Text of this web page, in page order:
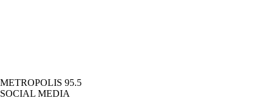
METROPOLIS 95.5
SOCIAL MEDIA